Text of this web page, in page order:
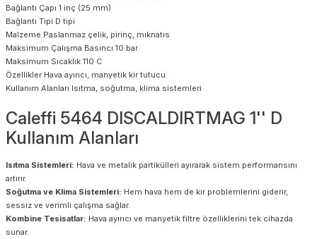
Bağlantı Çapı 1 inç (25 mm)
Bağlantı Tipi D tipi
Malzeme Paslanmaz çelik, pirinç, mıknatıs
Maksimum Çalışma Basıncı 10 bar
Maksimum Sıcaklık 110 C
Özellikler Hava ayırıcı, manyetik kir tutucu
Kullanım Alanları Isıtma, soğutma, klima sistemleri
Caleffi 5464 DISCALDIRTMAG 1'' D
Kullanım Alanları
Isıtma Sistemleri: Hava ve metalik partikülleri ayırarak sistem performansını
artırır.
Soğutma ve Klima Sistemleri: Hem hava hem de kir problemlerini giderir,
sessiz ve verimli çalışma sağlar.
Kombine Tesisatlar: Hava ayırıcı ve manyetik filtre özelliklerini tek cihazda
sunar.